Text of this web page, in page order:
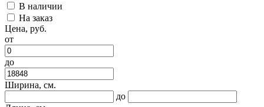
В наличии
На заказ
Цена, руб.
от
до
Ширина, см.
до